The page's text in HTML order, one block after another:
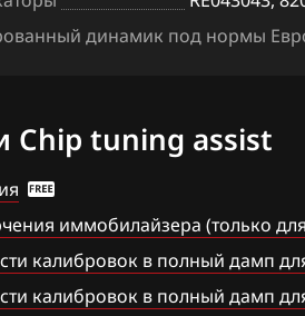
Siemens EMS
Siemens EMS
Siemens EMS
Siemens EMS
динамик под нормы
Chip tuning assist
иммобилайзера (только
калибровок в полный дамп
калибровок в полный дамп